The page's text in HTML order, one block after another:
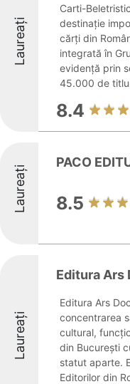
Laureați
Carti-
destinație
cărți din
integrată în
evidență prin
45.000 de
8.4
Laureați
PACO
8.5
Laureați
Editura Ars
Editura Ars
concentrarea
cultural,
din București
statut aparte.
Editorilor din